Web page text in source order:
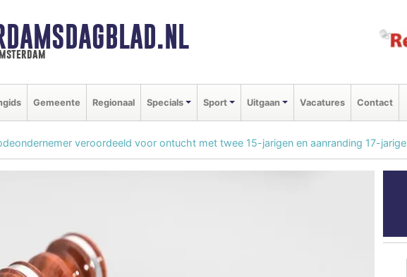
Gemeente Regionaal Specials Sport Uitgaan Vacatures Contact
veroordeeld voor ontucht met twee 15-jarigen en aanranding 17-jarige